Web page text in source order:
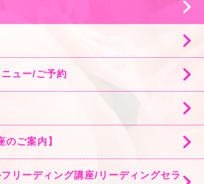
ュー/ご予約
ご案内】
リーディング講座/リーディングセラ